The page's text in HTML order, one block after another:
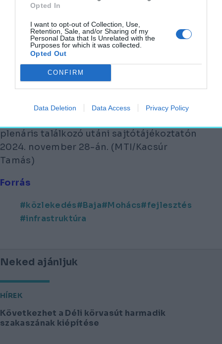
Opted In
I want to opt-out of Collection, Use,
Retention, Sale, and/or Sharing of my
Personal Data that Is Unrelated with the
Purposes for which it was collected.
Opted Out
CONFIRM
Data Deletion Data Access Privacy Policy
közeledve közbeszerzési eljárást írnak ki a
Mohács 500 Program – Mohácsi Nemzeti
Emlékhely fejlesztésére is.
Nyitókép: Lázár János építési és
Pávkovics Gábor (Fidesz-KDNP)
plenáris találkozó utáni sajtótájékoztatón
2024. november 28-án. (MTI/Kacsúr
Tamás)
Forrás
közlekedés Baja Mohács
fejlesztés
infrastruktúra
Neked ajánljuk
HÍREK
Következhet a Déli körvasút harmadik
szakaszának kiépítése